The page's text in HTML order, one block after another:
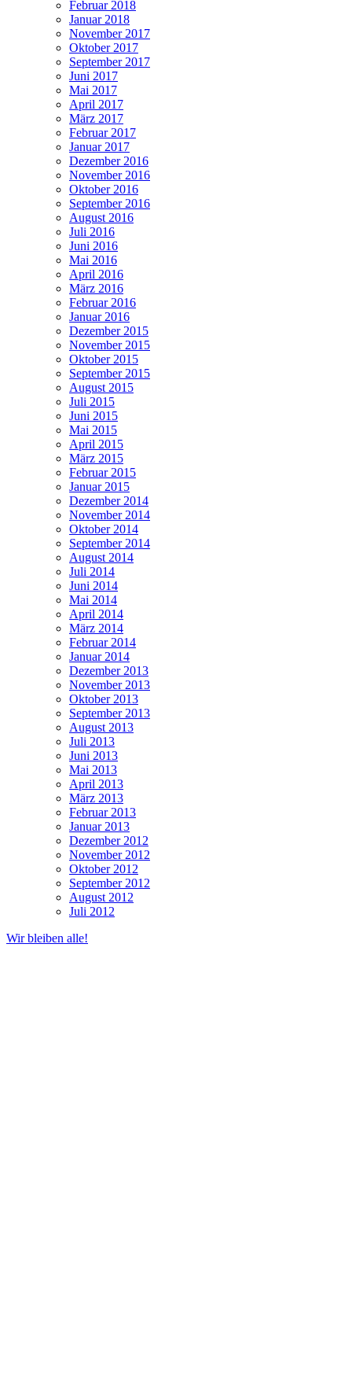
Februar 2018
Januar 2018
November 2017
Oktober 2017
September 2017
Juni 2017
Mai 2017
April 2017
März 2017
Februar 2017
Januar 2017
Dezember 2016
November 2016
Oktober 2016
September 2016
August 2016
Juli 2016
Juni 2016
Mai 2016
April 2016
März 2016
Februar 2016
Januar 2016
Dezember 2015
November 2015
Oktober 2015
September 2015
August 2015
Juli 2015
Juni 2015
Mai 2015
April 2015
März 2015
Februar 2015
Januar 2015
Dezember 2014
November 2014
Oktober 2014
September 2014
August 2014
Juli 2014
Juni 2014
Mai 2014
April 2014
März 2014
Februar 2014
Januar 2014
Dezember 2013
November 2013
Oktober 2013
September 2013
August 2013
Juli 2013
Juni 2013
Mai 2013
April 2013
März 2013
Februar 2013
Januar 2013
Dezember 2012
November 2012
Oktober 2012
September 2012
August 2012
Juli 2012
Wir bleiben alle!